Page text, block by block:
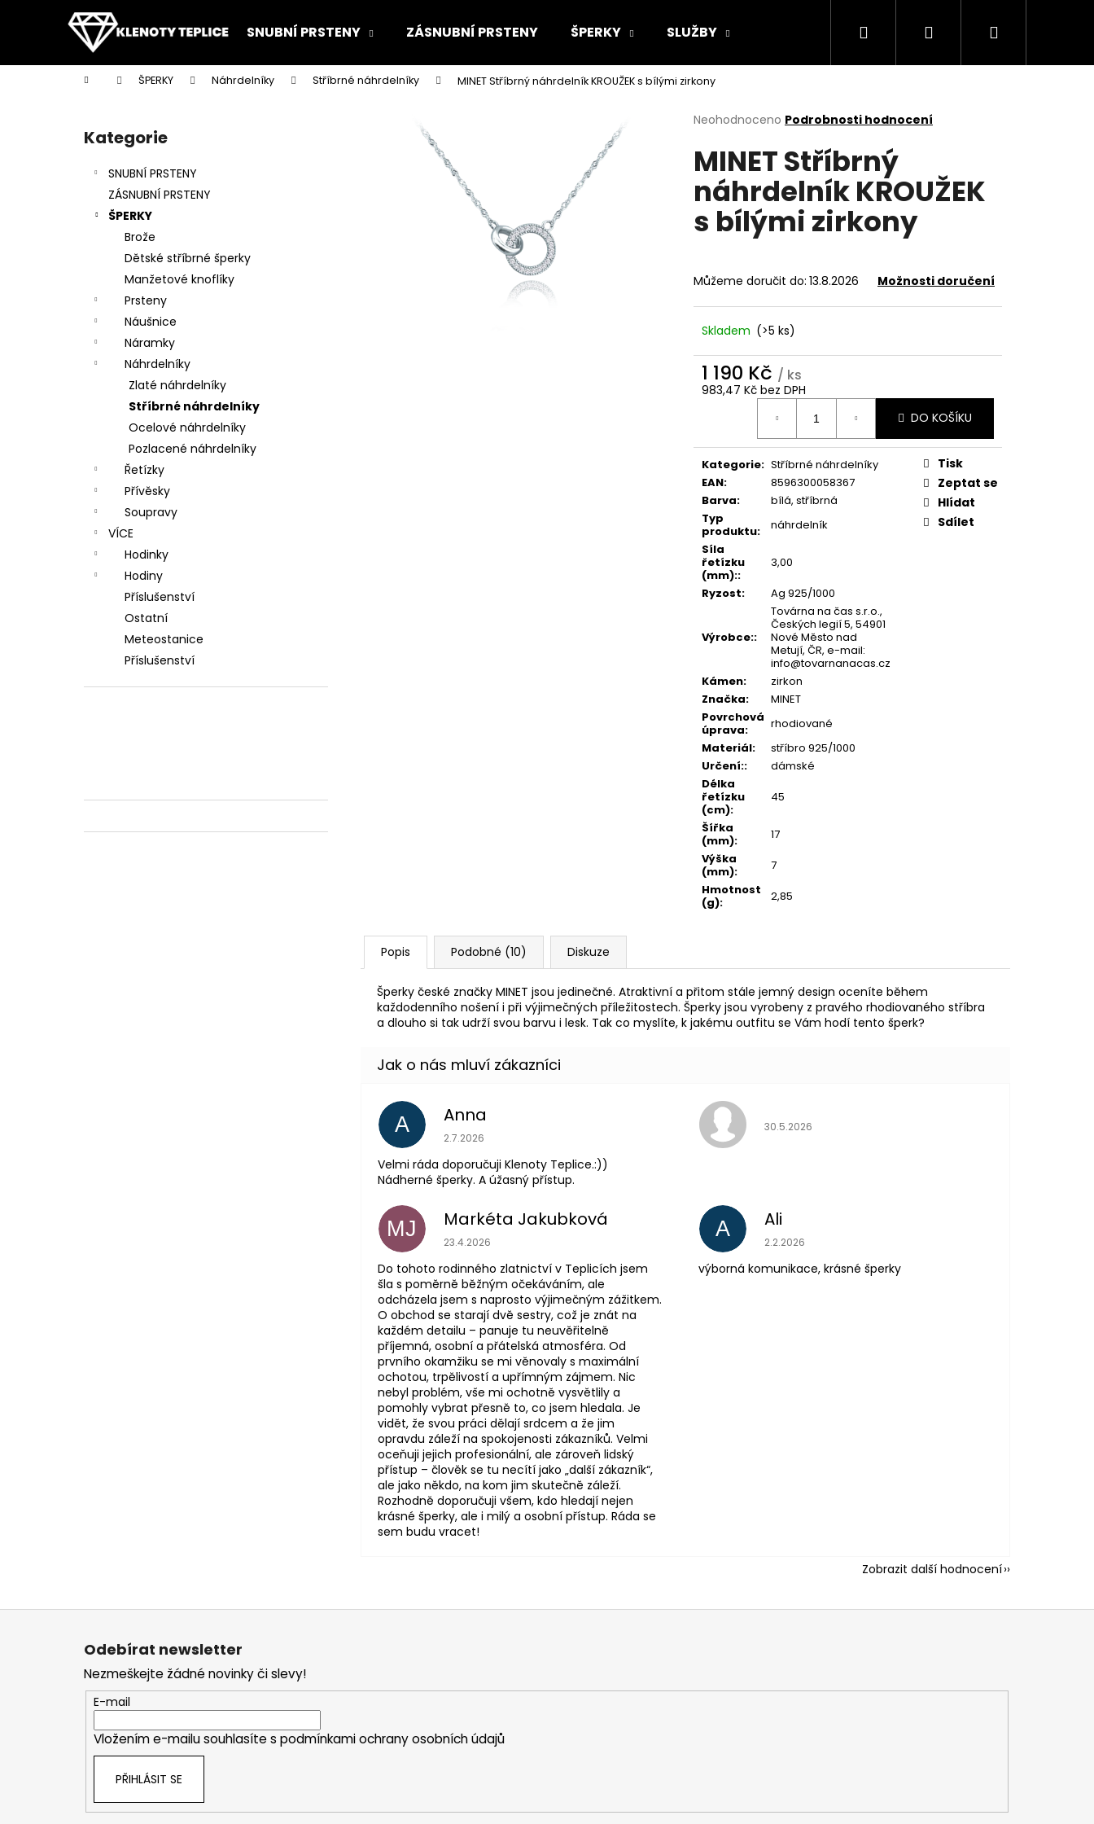
SNUBNÍ PRSTENY ZÁSNUBNÍ PRSTENY ŠPERKY SLUŽBY Hledat PřihlášeníNákupní
Domů ŠPERKY Náhrdelníky Stříbrné náhrdelníky MINET Stříbrný náhrdelník KROUŽEK s bílými zirkony
Přeskočit
kategorie
Kategorie
SNUBNÍ PRSTENY
ZÁSNUBNÍ PRSTENY
ŠPERKY
Brože
Dětské stříbrné šperky
Manžetové knoflíky
Prsteny
Náušnice
Náramky
Náhrdelníky
Zlaté náhrdelníky
Stříbrné náhrdelníky
Ocelové náhrdelníky
Pozlacené náhrdelníky
Řetízky
Přívěsky
Soupravy
VÍCE
Hodinky
Hodiny
Příslušenství
Ostatní
Meteostanice
Příslušenství
Průměrné
produktu
je
5
hvězdiček.
Neohodnoceno Podrobnosti hodnocení
MINET Stříbrný
náhrdelník KROUŽEK
s bílými zirkony
Můžeme doručit do: 13.8.2026 Možnosti doručení
Skladem (>5 ks)
1 190 Kč / ks
983,47 Kč bez DPH
DO KOŠÍKU
Kategorie: Stříbrné náhrdelníky
EAN:
8596300058367
Barva:
bílá, stříbrná
Typ
produktu:
náhrdelník
Síla
řetízku
(mm)::
3,00
Ryzost: Ag 925/1000
Výrobce::
Továrna na čas s.r.o.,
Českých legií 5, 54901
Nové Město nad
Metují, ČR, e-mail:
info@tovarnanacas.cz
Kámen:
zirkon
Značka:
MINET
Povrchová
úprava:
rhodiované
Materiál:
stříbro 925/1000
Určení::
dámské
Délka
řetízku
(cm):
45
Šířka
(mm):
17
Výška
(mm):
7
Hmotnost
(g): 2,85
Tisk
Zeptat se
Hlídat
Sdílet
Popis Podobné (10) Diskuze
Šperky české značky MINET jsou jedinečné. Atraktivní a přitom stále jemný design oceníte během
každodenního nošení i při výjimečných příležitostech. Šperky jsou vyrobeny z pravého rhodiovaného stříbra
a dlouho si tak udrží svou barvu i lesk. Tak co myslíte, k jakému outfitu se Vám hodí tento šperk?
A Anna
Hodnocení obchodu je 5 z 5 hvězdiček.
2.7.2026
Velmi ráda doporučuji Klenoty Teplice.:))
Nádherné šperky. A úžasný přístup.
Hodnocení obchodu je 5 z 5 hvězdiček.
30.5.2026
MJ Markéta Jakubková
Hodnocení obchodu je 5 z 5 hvězdiček.
23.4.2026
Do tohoto rodinného zlatnictví v Teplicích jsem
šla s poměrně běžným očekáváním, ale
odcházela jsem s naprosto výjimečným zážitkem.
O obchod se starají dvě sestry, což je znát na
každém detailu – panuje tu neuvěřitelně
příjemná, osobní a přátelská atmosféra. Od
prvního okamžiku se mi věnovaly s maximální
ochotou, trpělivostí a upřímným zájmem. Nic
nebyl problém, vše mi ochotně vysvětlily a
pomohly vybrat přesně to, co jsem hledala. Je
vidět, že svou práci dělají srdcem a že jim
opravdu záleží na spokojenosti zákazníků. Velmi
oceňuji jejich profesionální, ale zároveň lidský
přístup – člověk se tu necítí jako „další zákazník“,
ale jako někdo, na kom jim skutečně záleží.
Rozhodně doporučuji všem, kdo hledají nejen
krásné šperky, ale i milý a osobní přístup. Ráda se
sem budu vracet!
A Ali
Hodnocení obchodu je 5 z 5 hvězdiček.
2.2.2026
výborná komunikace, krásné šperky
Zobrazit další hodnocení
í
Zpět
do
Zpět
do
Co potřebujete najít?
HLEDAT
Doporučujeme
Z
Odebírat newsletter
Nezmeškejte žádné novinky či slevy!
E-mail
Vložením e-mailu souhlasíte s podmínkami ochrany osobních údajů
PŘIHLÁSIT SE